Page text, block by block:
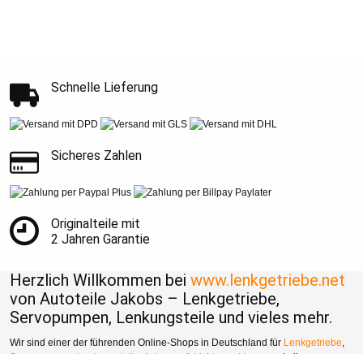
Schnelle Lieferung
Sicheres Zahlen
Originalteile mit
2 Jahren Garantie
Herzlich Willkommen bei www.lenkgetriebe.net
von Autoteile Jakobs – Lenkgetriebe,
Servopumpen, Lenkungsteile und vieles mehr.
Wir sind einer der führenden Online-Shops in Deutschland für Lenkgetriebe,